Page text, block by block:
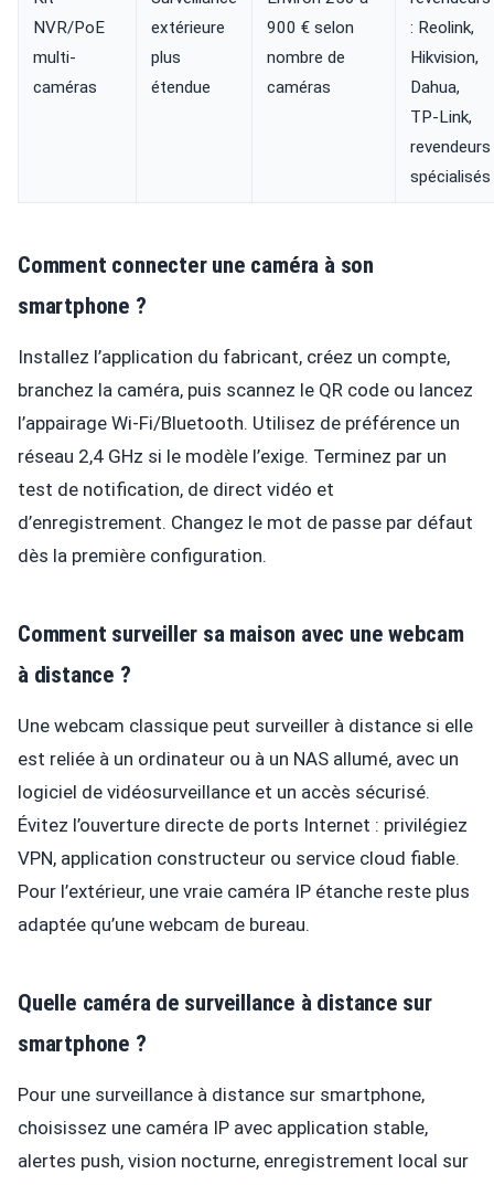
NVR/PoE
multi-
caméras
extérieure
plus
étendue
900 € selon
nombre de
caméras
: Reolink,
Hikvision,
Dahua,
TP-Link,
revendeurs
spécialisés
Comment connecter une caméra à son
smartphone ?
Installez l’application du fabricant, créez un compte,
branchez la caméra, puis scannez le QR code ou lancez
l’appairage Wi-Fi/Bluetooth. Utilisez de préférence un
réseau 2,4 GHz si le modèle l’exige. Terminez par un
test de notification, de direct vidéo et
d’enregistrement. Changez le mot de passe par défaut
dès la première configuration.
Comment surveiller sa maison avec une webcam
à distance ?
Une webcam classique peut surveiller à distance si elle
est reliée à un ordinateur ou à un NAS allumé, avec un
logiciel de vidéosurveillance et un accès sécurisé.
Évitez l’ouverture directe de ports Internet : privilégiez
VPN, application constructeur ou service cloud fiable.
Pour l’extérieur, une vraie caméra IP étanche reste plus
adaptée qu’une webcam de bureau.
Quelle caméra de surveillance à distance sur
smartphone ?
Pour une surveillance à distance sur smartphone,
choisissez une caméra IP avec application stable,
alertes push, vision nocturne, enregistrement local sur